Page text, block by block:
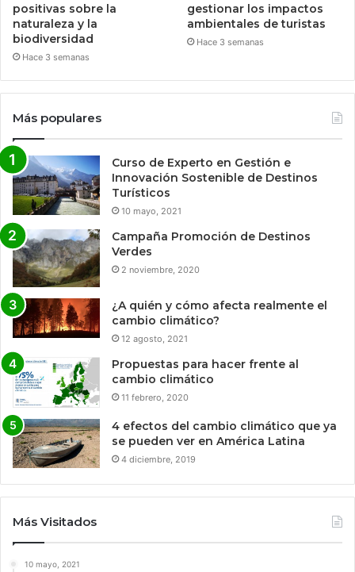
positivas sobre la
naturaleza y la
biodiversidad
Hace 3 semanas
gestionar los impactos
ambientales de turistas
Hace 3 semanas
Más populares
Curso de Experto en Gestión e
Innovación Sostenible de Destinos
Turísticos
10 mayo, 2021
Campaña Promoción de Destinos
Verdes
2 noviembre, 2020
¿A quién y cómo afecta realmente el
cambio climático?
12 agosto, 2021
Propuestas para hacer frente al
cambio climático
11 febrero, 2020
4 efectos del cambio climático que ya
se pueden ver en América Latina
4 diciembre, 2019
Más Visitados
10 mayo, 2021